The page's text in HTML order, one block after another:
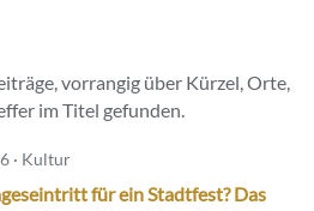
vorrangig über Kürzel, Orte,
im Titel gefunden.
· Kultur
für ein Stadtfest? Das